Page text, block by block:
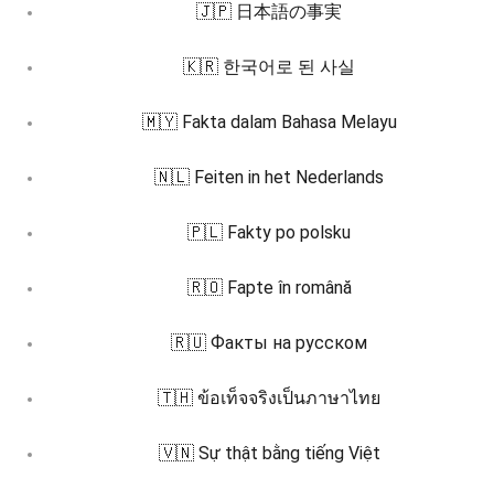
🇯🇵 日本語の事実
🇰🇷 한국어로 된 사실
🇲🇾 Fakta dalam Bahasa Melayu
🇳🇱 Feiten in het Nederlands
🇵🇱 Fakty po polsku
🇷🇴 Fapte în română
🇷🇺 Факты на русском
🇹🇭 ข้อเท็จจริงเป็นภาษาไทย
🇻🇳 Sự thật bằng tiếng Việt